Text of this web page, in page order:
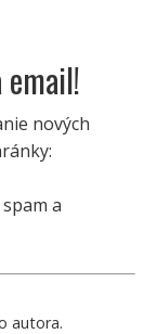
nových
a
autora.